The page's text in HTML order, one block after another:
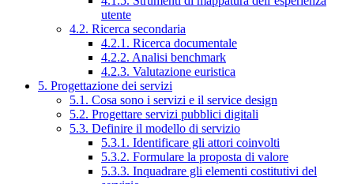
utente
4.2. Ricerca secondaria
4.2.1. Ricerca documentale
4.2.2. Analisi benchmark
4.2.3. Valutazione euristica
5. Progettazione dei servizi
5.1. Cosa sono i servizi e il service design
5.2. Progettare servizi pubblici digitali
5.3. Definire il modello di servizio
5.3.1. Identificare gli attori coinvolti
5.3.2. Formulare la proposta di valore
5.3.3. Inquadrare gli elementi costitutivi del